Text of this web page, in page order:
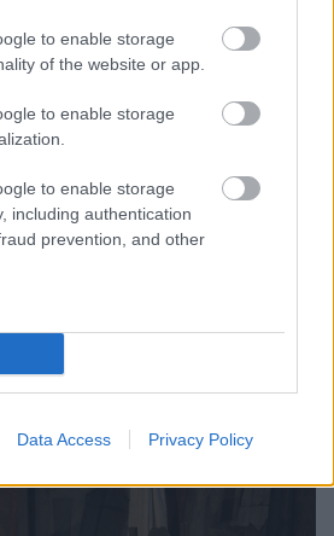
to enable storage
of the website or app.
to enable storage
to enable storage
including authentication
prevention, and other
Data Access Privacy Policy
túl nagy erőszakot tenni
írott anyag is létre tudja hozni
hol úgy. Egy életen
hogy hogyan lehetünk a
kivesz magából ez az
jelenlét. Az eddigi két
tapasztalatom, hogy a végére